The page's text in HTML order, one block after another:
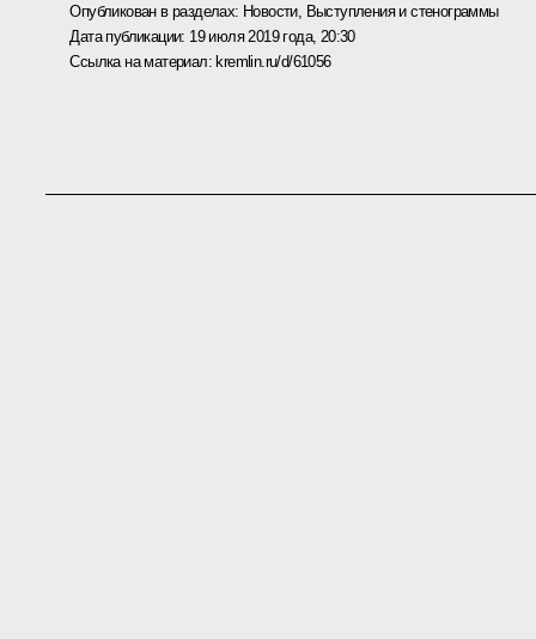
Опубликован в разделах: Новости, Выступления и стенограммы
Дата публикации: 19 июля 2019 года, 20:30
Ссылка на материал:kremlin.ru/d/61056